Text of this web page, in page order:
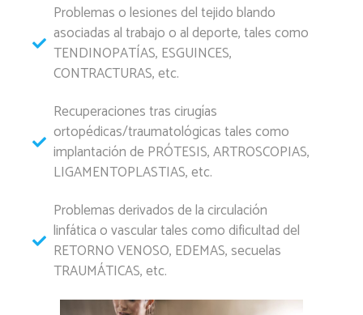
Problemas o lesiones del tejido blando
asociadas al trabajo o al deporte, tales como
TENDINOPATÍAS, ESGUINCES,
CONTRACTURAS, etc.
Recuperaciones tras cirugías
ortopédicas/traumatológicas tales como
implantación de PRÓTESIS, ARTROSCOPIAS,
LIGAMENTOPLASTIAS, etc.
Problemas derivados de la circulación
linfática o vascular tales como dificultad del
RETORNO VENOSO, EDEMAS, secuelas
TRAUMÁTICAS, etc.